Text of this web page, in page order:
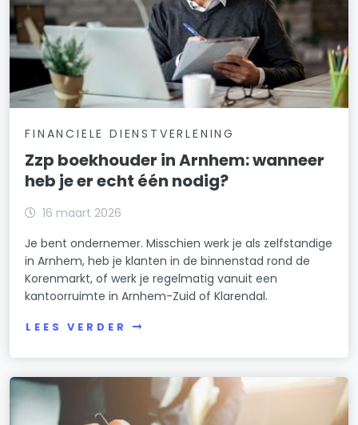
FINANCIELE DIENSTVERLENING
Zzp boekhouder in Arnhem: wanneer
heb je er echt één nodig?
16 maart 2026
Je bent ondernemer. Misschien werk je als zelfstandige
in Arnhem, heb je klanten in de binnenstad rond de
Korenmarkt, of werk je regelmatig vanuit een
kantoorruimte in Arnhem-Zuid of Klarendal.
LEES VERDER